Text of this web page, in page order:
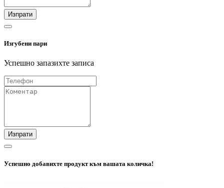
Изпрати
Изгубени пари
Успешно запазихте записа
Изпрати
Успешно добавихте продукт към вашата количка!